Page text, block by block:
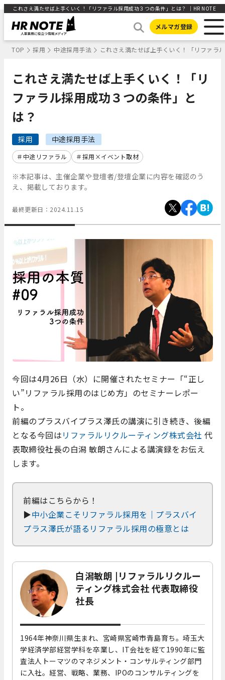
これさえ満たせば上手くいく！「リファラル採用成功３つの条件」とは？ ｜HR NOTE
メルマガ登録
TOP 採用 中途採用手法 これさえ満たせば上手くいく！「リファラ
これさえ満たせば上手くいく！「リ
ファラル採用成功３つの条件」と
は？
採用 中途採用手法
中途リファラル 採用×イベント取材
※本記事は、主催企業や登壇者/登壇企業に内容を確認のう
え、掲載しております。
最終更新日： 2024.11.15
今回は4月26日（水）に開催されたセミナー「“正し
い”リファラル採用のはじめ方」のセミナーレポー
ト。
前編のプラスバイプラス澤氏の講演に引き続き、後編
となる今回はリファラルリクルーティング株式会社 代
表取締役社長の白潟 敏朗さんによる講演録をお伝え
します。
前編はこちらから！
▶中小企業こそリファラル採用を｜プラスバイ
プラス澤氏が語るリファラル採用の極意とは
白潟敏朗 |リファラルリクルー
ティング株式会社 代表取締役
社長
1964年神奈川県生まれ、宮崎県宮崎市青島育ち。埼玉大
学経済学部経営学科を卒業し、IT会社を経て1990年に監
査法人トーマツのマネジメント・コンサルティング部門
に入社。経営、戦略、業務、IPOのコンサルティングを